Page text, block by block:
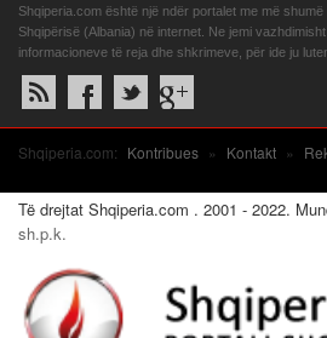
Shqiperia.com është një ndër portalet me më
Shqipërisë (Albania) në internet. Ne jemi
informacioneve të reja dhe shkrimeve, për ide ju
Shqiperia.com: Kontribues » Kontakt »
Të drejtat Shqiperia.com . 2001 - 2022.
sh.p.k.